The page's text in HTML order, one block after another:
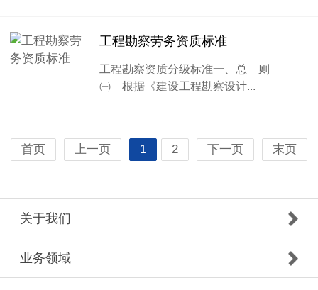
工程勘察劳务资质标准
工程勘察资质分级标准一、总 则
㈠ 根据《建设工程勘察设计...
首页 上一页 1 2 下一页 末页
关于我们
业务领域